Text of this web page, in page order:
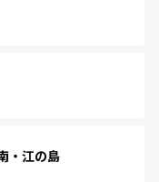
・江の島